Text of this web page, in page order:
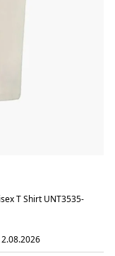
T Shirt UNT3535-